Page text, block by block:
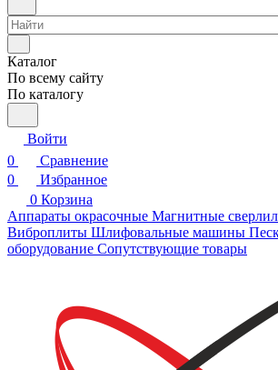
Каталог
По всему сайту
По каталогу
Войти
0
Сравнение
0
Избранное
0 Корзина
Аппараты окрасочные Магнитные
Виброплиты Шлифовальные машины
оборудование Сопутствующие товары